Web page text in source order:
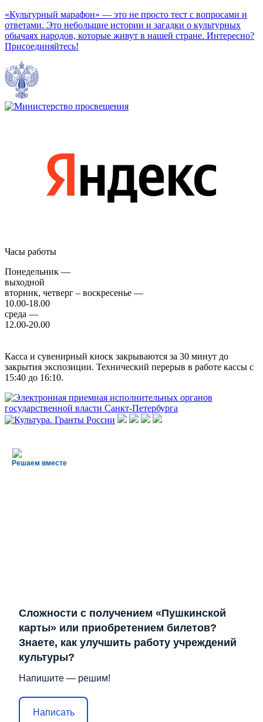
«Культурный марафон» — это не просто тест с вопросами и
ответами. Это небольшие истории и загадки о культурных
обычаях народов, которые живут в нашей стране. Интересно?
Присоединяйтесь!
Часы работы
Понедельник —
выходной
вторник, четверг – воскресенье —
10.00-18.00
среда —
12.00-20.00
Касса и сувенирный киоск закрываются за 30 минут до
закрытия экспозиции. Технический перерыв в работе кассы с
15:40 до 16:10.
Решаем вместе
Сложности с получением «Пушкинской
карты» или приобретением билетов?
Знаете, как улучшить работу учреждений
культуры?
Напишите — решим!
Написать